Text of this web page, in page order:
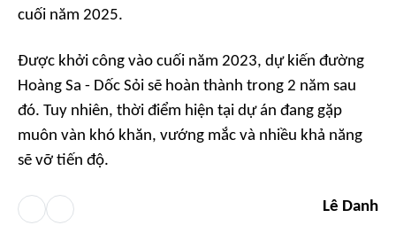
cuối năm 2025.
Được khởi công vào cuối năm 2023, dự kiến đường
Hoàng Sa - Dốc Sỏi sẽ hoàn thành trong 2 năm sau
đó. Tuy nhiên, thời điểm hiện tại dự án đang gặp
muôn vàn khó khăn, vướng mắc và nhiều khả năng
sẽ vỡ tiến độ.
Lê Danh